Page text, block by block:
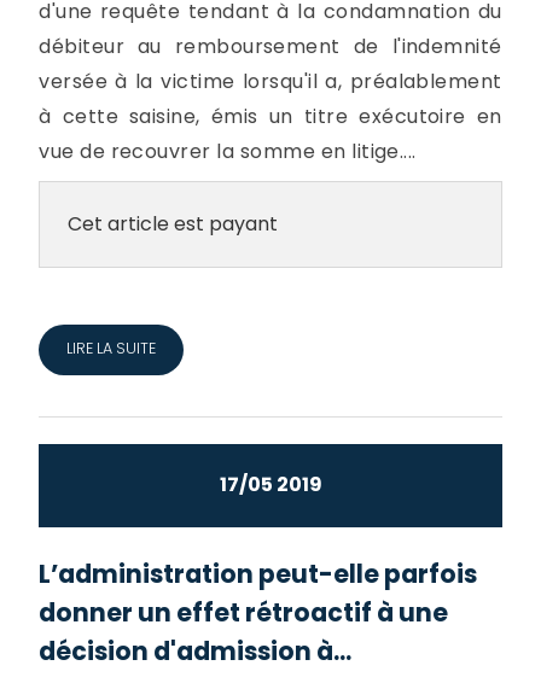
d'une requête tendant à la condamnation du
débiteur au remboursement de l'indemnité
versée à la victime lorsqu'il a, préalablement
à cette saisine, émis un titre exécutoire en
vue de recouvrer la somme en litige....
Cet article est payant
LIRE LA SUITE
17/05 2019
L’administration peut-elle parfois
donner un effet rétroactif à une
décision d'admission à...